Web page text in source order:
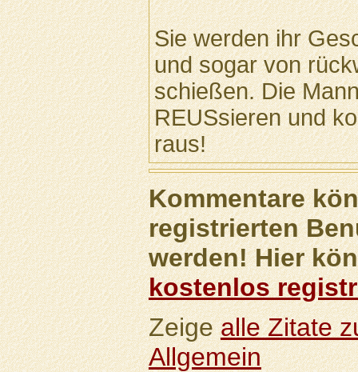
Sie werden ihr
und sogar von
schießen. Die
REUSsieren und
raus!
Kommentare
registrierten
werden! Hier
kostenlos
Zeigealle Zitate
Allgemein